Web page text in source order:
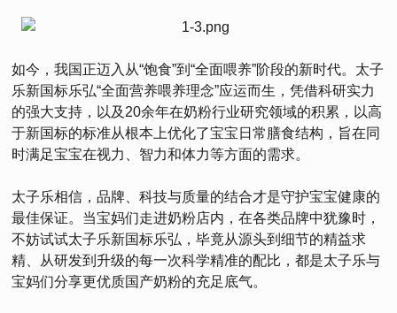
如今，我国正迈入从“饱食”到“全面喂养”阶段的新时代。太子
乐新国标乐弘“全面营养喂养理念”应运而生，凭借科研实力
的强大支持，以及20余年在奶粉行业研究领域的积累，以高
于新国标的标准从根本上优化了宝宝日常膳食结构，旨在同
时满足宝宝在视力、智力和体力等方面的需求。
太子乐相信，品牌、科技与质量的结合才是守护宝宝健康的
最佳保证。当宝妈们走进奶粉店内，在各类品牌中犹豫时，
不妨试试太子乐新国标乐弘，毕竟从源头到细节的精益求
精、从研发到升级的每一次科学精准的配比，都是太子乐与
宝妈们分享更优质国产奶粉的充足底气。